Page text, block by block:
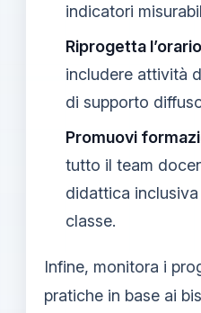
indicatori
Riprogetta
includere attività
di supporto
Promuovi
tutto il team
didattica
classe.
Infine, monitora i
pratiche in base ai